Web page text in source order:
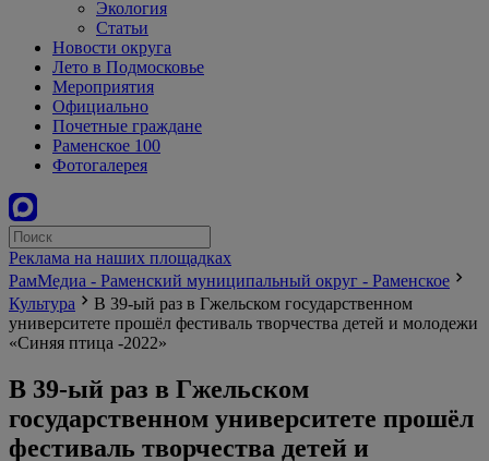
Экология
Статьи
Новости округа
Лето в Подмосковье
Мероприятия
Официально
Почетные граждане
Раменское 100
Фотогалерея
Реклама на наших площадках
РамМедиа - Раменский муниципальный округ - Раменское
Культура
В 39-ый раз в Гжельском государственном
университете прошёл фестиваль творчества детей и молодежи
«Синяя птица -2022»
В 39-ый раз в Гжельском
государственном университете прошёл
фестиваль творчества детей и